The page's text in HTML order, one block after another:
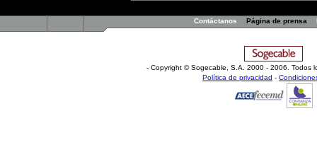
Contáctanos Página de prensa
- Copyright © Sogecable, S.A
2000 - 2006. Todos
Política de privacidad -